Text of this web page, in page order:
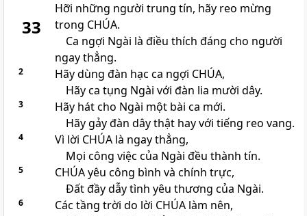
33
Hỡi những người trung tín, hãy reo mừng
trong CHÚA.
Ca ngợi Ngài là điều thích đáng cho người
ngay thẳng.
2 Hãy dùng đàn hạc ca ngợi CHÚA,
Hãy ca tụng Ngài với đàn lia mười dây.
3
Hãy hát cho Ngài một bài ca mới.
Hãy gảy đàn dây thật hay với tiếng reo vang.
4 Vì lời CHÚAlà ngay thẳng,
Mọi công việc của Ngài đều thành tín.
5 CHÚAyêu công bình và chính trực,
Đất đầy dẫy tình yêu thương của Ngài.
6 Các tầng trời do lời CHÚAlàm nên,